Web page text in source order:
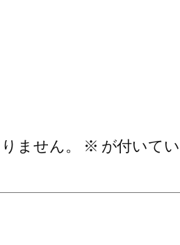
ません。
※ が付いて